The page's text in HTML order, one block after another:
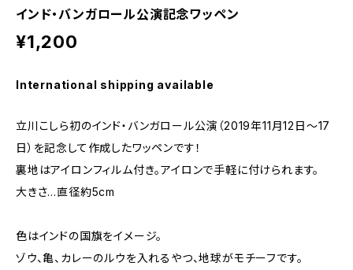
インド・バンガロール公演記念ワッペン
¥1,200
International shipping available
立川こしら初のインド・バンガロール公演（2019年11月12日～17
日）を記念して作成したワッペンです！
裏地はアイロンフィルム付き。アイロンで手軽に付けられます。
大きさ…直径約5cm
色はインドの国旗をイメージ。
ゾウ、亀、カレーのルウを入れるやつ、地球がモチーフです。